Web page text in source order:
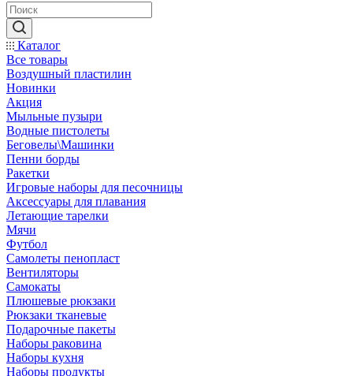
Каталог
Все товары
Воздушный пластилин
Новинки
Акция
Мыльные пузыри
Водные пистолеты
Беговелы\Машинки
Пенни борды
Ракетки
Игровые наборы для песочницы
Аксессуары для плавания
Летающие тарелки
Мячи
Футбол
Самолеты пенопласт
Вентиляторы
Самокаты
Плюшевые рюкзаки
Рюкзаки тканевые
Подарочные пакеты
Наборы раковина
Наборы кухня
Наборы продукты